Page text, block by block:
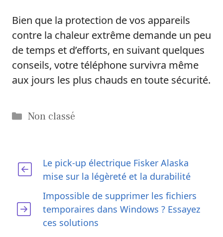
Bien que la protection de vos appareils
contre la chaleur extrême demande un peu
de temps et d’efforts, en suivant quelques
conseils, votre téléphone survivra même
aux jours les plus chauds en toute sécurité.
Catégories
Non classé
Le pick-up électrique Fisker Alaska
mise sur la légèreté et la durabilité
Impossible de supprimer les fichiers
temporaires dans Windows ? Essayez
ces solutions